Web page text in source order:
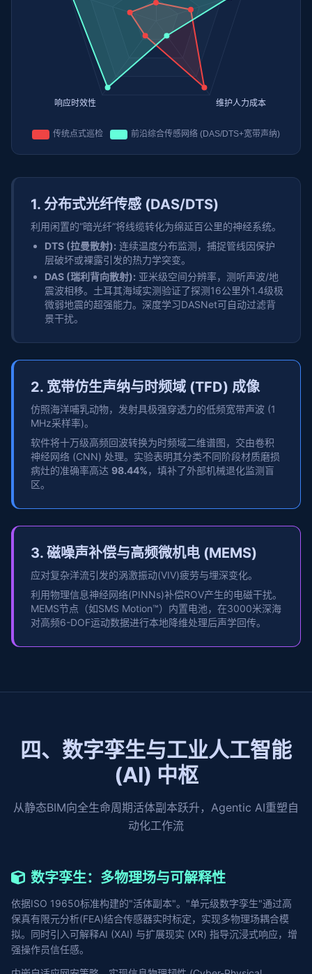
1. 分布式光纤传感 (DAS/DTS)
利用闲置的“暗光纤”将线缆转化为绵延百公里的神经系统。
DTS (拉曼散射): 连续温度分布监测，捕捉管线因保护
层破坏或裸露引发的热力学突变。
DAS (瑞利背向散射): 亚米级空间分辨率，测听声波/地
震波相移。土耳其海域实测验证了探测16公里外1.4级极
微弱地震的超强能力。深度学习DASNet可自动过滤背
景干扰。
2. 宽带仿生声纳与时频域 (TFD) 成像
仿照海洋哺乳动物，发射具极强穿透力的低频宽带声波 (1
MHz采样率)。
软件将十万级高频回波转换为时频域二维谱图，交由卷积
神经网络 (CNN) 处理。实验表明其分类不同阶段材质磨损
病灶的准确率高达 98.44%，填补了外部机械退化监测盲
区。
3. 磁噪声补偿与高频微机电 (MEMS)
应对复杂洋流引发的涡激振动(VIV)疲劳与埋深变化。
利用物理信息神经网络(PINNs)补偿ROV产生的电磁干扰。
MEMS节点（如SMS Motion™）内置电池，在3000米深海
对高频6-DOF运动数据进行本地降维处理后声学回传。
四、数字孪生与工业人工智能
(AI) 中枢
从静态BIM向全生命周期活体副本跃升，Agentic AI重塑自
动化工作流
数字孪生：多物理场与可解释性
依据ISO 19650标准构建的"活体副本"。"单元级数字孪生"通过高
保真有限元分析(FEA)结合传感器实时标定，实现多物理场耦合模
拟。同时引入可解释AI (XAI) 与扩展现实 (XR) 指导沉浸式响应，增
强操作员信任感。